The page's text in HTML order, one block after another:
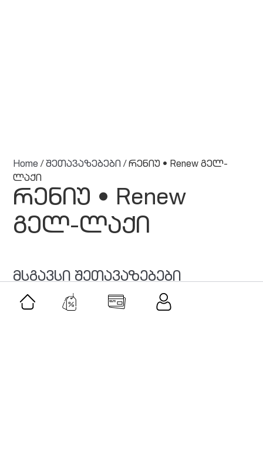
Home /შეთავაზებები / რენიუ • Renew გელ-
ლაქი
რენიუ • Renew
გელ-ლაქი
მსგავსი შეთავაზებები